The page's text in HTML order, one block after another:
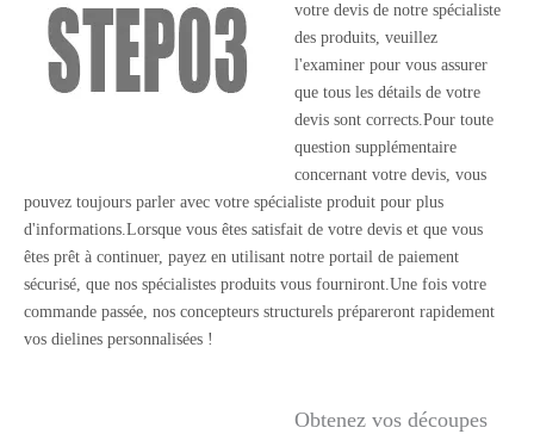
votre devis de notre spécialiste
des produits, veuillez
l'examiner pour vous assurer
que tous les détails de votre
devis sont corrects.Pour toute
question supplémentaire
concernant votre devis, vous
pouvez toujours parler avec votre spécialiste produit pour plus
d'informations.Lorsque vous êtes satisfait de votre devis et que vous
êtes prêt à continuer, payez en utilisant notre portail de paiement
sécurisé, que nos spécialistes produits vous fourniront.Une fois votre
commande passée, nos concepteurs structurels prépareront rapidement
vos dielines personnalisées !
Obtenez vos découpes